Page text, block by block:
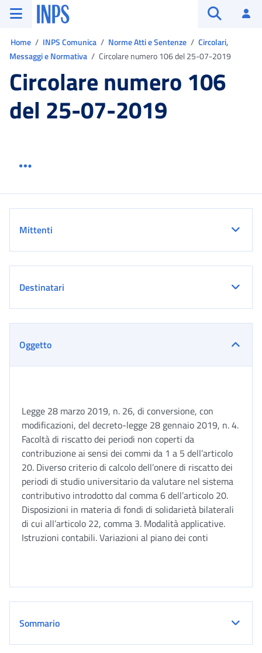
Vai al menu principale
Vai al contenuto principale
Vai al pie' di pagina
INPS ()
Home INPS Comunica Norme Atti e Sentenze
Circolari,
Messaggi e Normativa
Circolare numero 106 del 25-07-2019
Circolare numero 106
del 25-07-2019
Mittenti
Destinatari
Oggetto
Legge 28 marzo 2019, n. 26, di conversione, con
modificazioni, del decreto-legge 28 gennaio 2019, n. 4.
Facoltà di riscatto dei periodi non coperti da
contribuzione ai sensi dei commi da 1 a 5 dell’articolo
20. Diverso criterio di calcolo dell’onere di riscatto dei
periodi di studio universitario da valutare nel sistema
contributivo introdotto dal comma 6 dell’articolo 20.
Disposizioni in materia di fondi di solidarietà bilaterali
di cui all’articolo 22, comma 3. Modalità applicative.
Istruzioni contabili. Variazioni al piano dei conti
Sommario